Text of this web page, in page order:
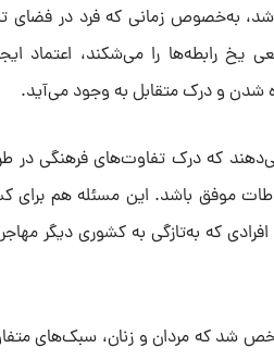
به‌خصوص زمانی که فرد در فضای
رابطه‌ها را می‌شکند، اعتماد
و درک متقابل به وجود می‌آید.
که درک تفاوت‌های فرهنگی در طرز
موفق باشد. این مسئله هم
که به‌تازگی به کشوری دیگر
که مردان و زنان، سبک‌های